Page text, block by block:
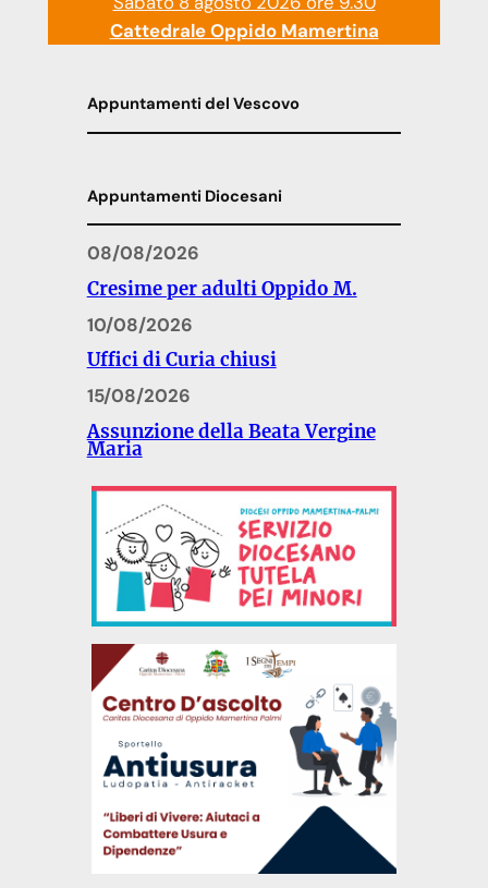
Cattedrale Oppido Mamertina
Appuntamenti del Vescovo
Appuntamenti Diocesani
08/08/2026
Cresime per adulti Oppido M.
10/08/2026
Uffici di Curia chiusi
15/08/2026
Assunzione della Beata Vergine
Maria